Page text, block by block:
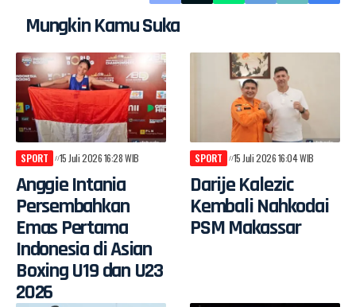
Mungkin Kamu Suka
SPORT 15 Juli 2026 16:28 WIB
Anggie Intania
Persembahkan
Emas Pertama
Indonesia di Asian
Boxing U19 dan U23
2026
SPORT 15 Juli 2026 16:04 WIB
Darije Kalezic
Kembali Nahkodai
PSM Makassar